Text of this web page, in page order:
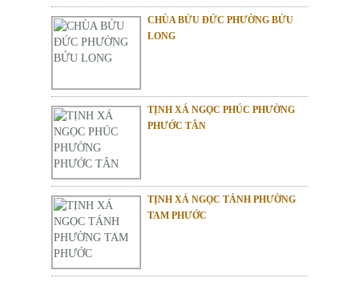
CHÙA BỬU ĐỨC PHƯỜNG BỬU
LONG
TỊNH XÁ NGỌC PHÚC PHƯỜNG
PHƯỚC TÂN
TỊNH XÁ NGỌC TÁNH PHƯỜNG
TAM PHƯỚC